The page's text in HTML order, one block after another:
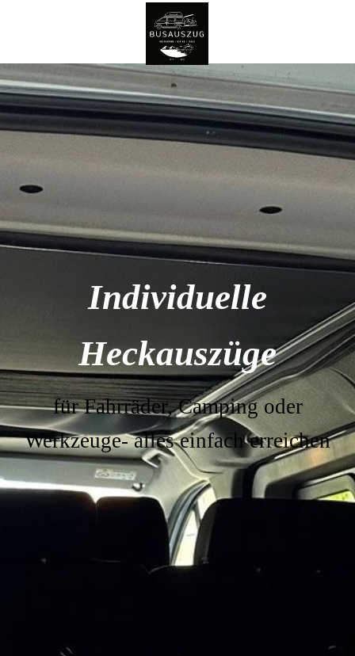
Individuelle
Heckauszüge
für Fahrräder, Camping oder
Werkzeuge-alles einfach erreichen